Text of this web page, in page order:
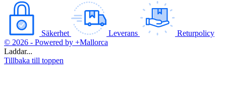
Säkerhet Leverans
Returpolicy
© 2026 - Powered by +Mallorca
Laddar...
Tillbaka till toppen